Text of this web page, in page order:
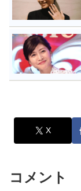
X
コメント